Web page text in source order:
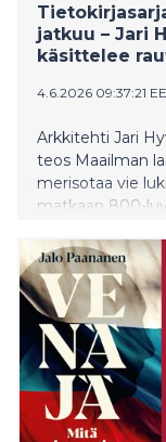
jatkuu – Jari
käsittelee
4.6.2026 09:37:21
Arkkitehti Jari
teos Maailman
merisotaa vie
matkaan 800-